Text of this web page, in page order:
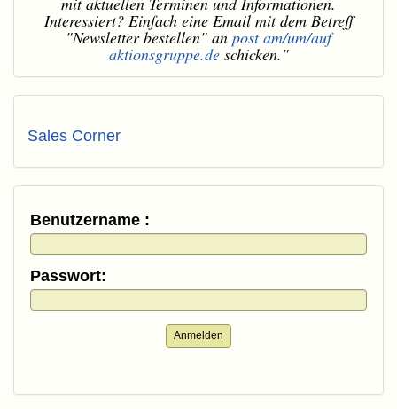
Interessiert? Einfach eine Email mit dem Betreff
"Newsletter bestellen" an post am/um/auf
aktionsgruppe.deschicken."
Sales Corner
Benutzername :
Passwort:
Anmelden